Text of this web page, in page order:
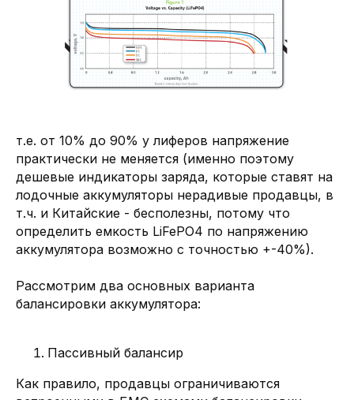
т.е. от 10% до 90% у лиферов напряжение
практически не меняется (именно поэтому
дешевые индикаторы заряда, которые ставят на
лодочные аккумуляторы нерадивые продавцы, в
т.ч. и Китайские - бесполезны, потому что
определить емкость LiFePO4 по напряжению
аккумулятора возможно с точностью +-40%).
Рассмотрим два основных варианта
балансировки аккумулятора:
Пассивный балансир
Как правило, продавцы ограничиваются